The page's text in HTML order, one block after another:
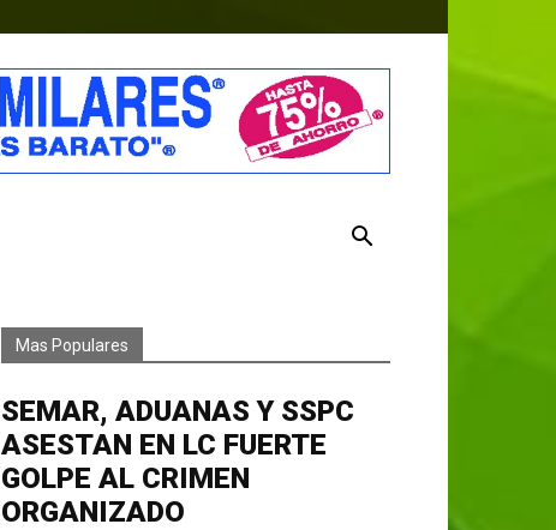
Mas Populares
SEMAR, ADUANAS Y SSPC
ASESTAN EN LC FUERTE
GOLPE AL CRIMEN
ORGANIZADO